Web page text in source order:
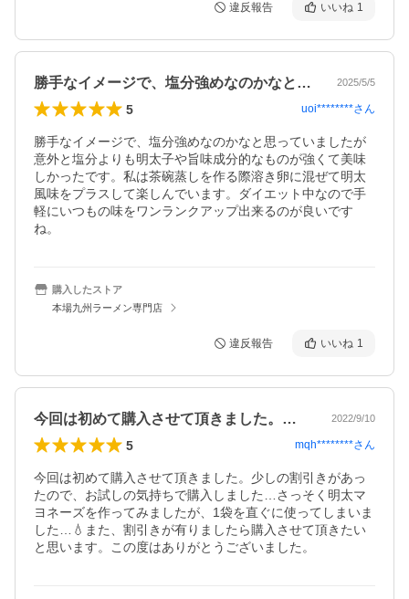
違反報告 いいね 1
勝手なイメージで、塩分強めなのかなと思… 2025/5/5
5 uoi********さん
勝手なイメージで、塩分強めなのかなと思っていましたが
意外と塩分よりも明太子や旨味成分的なものが強くて美味
しかったです。私は茶碗蒸しを作る際溶き卵に混ぜて明太
風味をプラスして楽しんでいます。ダイエット中なので手
軽にいつもの味をワンランクアップ出来るのが良いです
ね。
購入したストア
本場九州ラーメン専門店
違反報告 いいね 1
今回は初めて購入させて頂きました。少し… 2022/9/10
5 mqh********さん
今回は初めて購入させて頂きました。少しの割引きがあっ
たので、お試しの気持ちで購入しました…さっそく明太マ
ヨネーズを作ってみましたが、1袋を直ぐに使ってしまいま
した…💧また、割引きが有りましたら購入させて頂きたい
と思います。この度はありがとうございました。